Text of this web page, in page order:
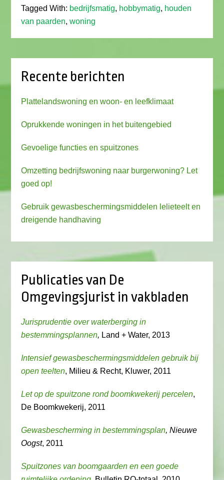
Tagged With: bedrijfsmatig, hobbymatig, houden
van paarden,woning
Recente berichten
Plattelandswoning en woon- en leefklimaat
Oprukkende woningen in het buitengebied
Gevoelige functies en spuitzones
Omzetting bedrijfswoning naar burgerwoning? Let
goed op!
Gebruik gewasbeschermingsmiddelen lelieteelt en
dreigende handhaving
Publicaties van De
Omgevingsjurist in vakbladen
Jurisprudentie over waterberging in
bestemmingsplannen, Land + Water, 2013
Intensief gewasbeschermingsmiddelen gebruik bij
open teelten, Milieu & Recht, Kluwer, 2011
Let op de spuitzone rond boomkwekerij percelen,
De Boomkwekerij, 2011
Gewasbescherming in bestemmingsplan, Nieuwe
Oogst, 2011
Spuitzones van boomgaarden en een goede